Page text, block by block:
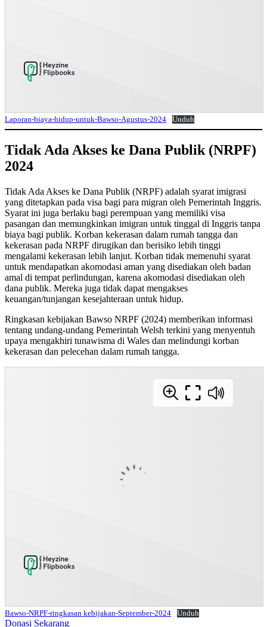
Laporan-biaya-hidup-untuk-Bawso-Agustus-2024 Unduh
Tidak Ada Akses ke Dana Publik (NRPF)
2024
Tidak Ada Akses ke Dana Publik (NRPF) adalah syarat imigrasi
yang ditetapkan pada visa bagi para migran oleh Pemerintah Inggris.
Syarat ini juga berlaku bagi perempuan yang memiliki visa
pasangan dan memungkinkan imigran untuk tinggal di Inggris tanpa
biaya bagi publik. Korban kekerasan dalam rumah tangga dan
kekerasan pada NRPF dirugikan dan berisiko lebih tinggi
mengalami kekerasan lebih lanjut. Korban tidak memenuhi syarat
untuk mendapatkan akomodasi aman yang disediakan oleh badan
amal di tempat perlindungan, karena akomodasi disediakan oleh
dana publik. Mereka juga tidak dapat mengakses
keuangan/tunjangan kesejahteraan untuk hidup.
Ringkasan kebijakan Bawso NRPF (2024) memberikan informasi
tentang undang-undang Pemerintah Welsh terkini yang menyentuh
upaya mengakhiri tunawisma di Wales dan melindungi korban
kekerasan dan pelecehan dalam rumah tangga.
Bawso-NRPF-ringkasan kebijakan-September-2024 Unduh
Donasi Sekarang